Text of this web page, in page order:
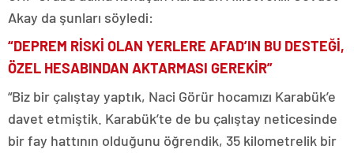
Akay da şunları söyledi:
“DEPREM RİSKİ OLAN YERLERE AFAD’IN BU DESTEĞİ,
ÖZEL HESABINDAN AKTARMASI GEREKİR”
“Biz bir çalıştay yaptık, Naci Görür hocamızı Karabük’e
davet etmiştik. Karabük’te de bu çalıştay neticesinde
bir fay hattının olduğunu öğrendik, 35 kilometrelik bir